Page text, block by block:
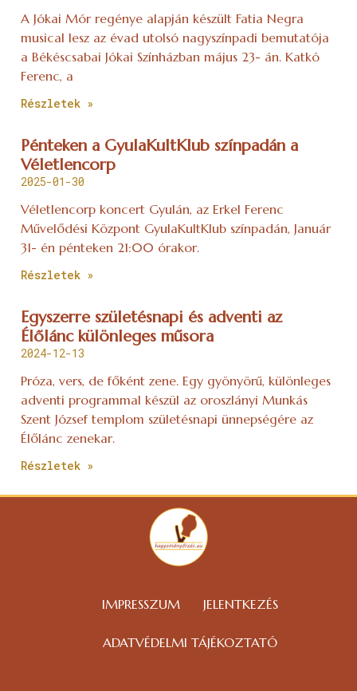
A Jókai Mór regénye alapján készült Fatia Negra
musical lesz az évad utolsó nagyszínpadi bemutatója
a Békéscsabai Jókai Színházban május 23- án. Katkó
Ferenc, a
Részletek »
Pénteken a GyulaKultKlub színpadán a
Véletlencorp
2025-01-30
Véletlencorp koncert Gyulán, az Erkel Ferenc
Művelődési Központ GyulaKultKlub színpadán, Január
31- én pénteken 21:00 órakor.
Részletek »
Egyszerre születésnapi és adventi az
Élőlánc különleges műsora
2024-12-13
Próza, vers, de főként zene. Egy gyönyörű, különleges
adventi programmal készül az oroszlányi Munkás
Szent József templom születésnapi ünnepségére az
Élőlánc zenekar.
Részletek »
IMPRESSZUM JELENTKEZÉS
ADATVÉDELMI TÁJÉKOZTATÓ